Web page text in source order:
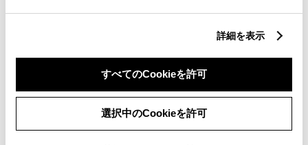
詳細を表示
すべてのCookieを許可
選択中のCookieを許可